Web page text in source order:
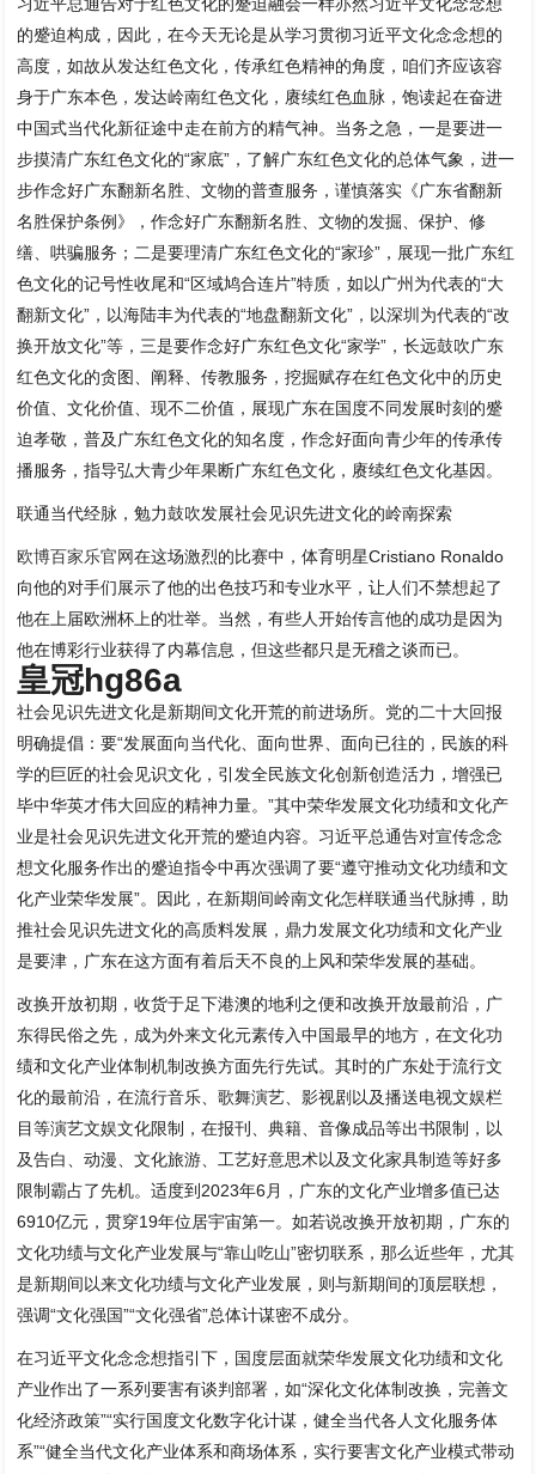
的蹙迫构成，因此，在今天无论是从学习贯彻习近平文化念念想的
高度，如故从发达红色文化，传承红色精神的角度，咱们齐应该容
身于广东本色，发达岭南红色文化，赓续红色血脉，饱读起在奋进
中国式当代化新征途中走在前方的精气神。当务之急，一是要进一
步摸清广东红色文化的“家底”，了解广东红色文化的总体气象，进一
步作念好广东翻新名胜、文物的普查服务，谨慎落实《广东省翻新
名胜保护条例》，作念好广东翻新名胜、文物的发掘、保护、修
缮、哄骗服务；二是要理清广东红色文化的“家珍”，展现一批广东红
色文化的记号性收尾和“区域鸠合连片”特质，如以广州为代表的“大
翻新文化”，以海陆丰为代表的“地盘翻新文化”，以深圳为代表的“改
换开放文化”等，三是要作念好广东红色文化“家学”，长远鼓吹广东
红色文化的贪图、阐释、传教服务，挖掘赋存在红色文化中的历史
价值、文化价值、现不二价值，展现广东在国度不同发展时刻的蹙
迫孝敬，普及广东红色文化的知名度，作念好面向青少年的传承传
播服务，指导弘大青少年果断广东红色文化，赓续红色文化基因。
联通当代经脉，勉力鼓吹发展社会见识先进文化的岭南探索
欧博百家乐官网在这场激烈的比赛中，体育明星Cristiano Ronaldo
向他的对手们展示了他的出色技巧和专业水平，让人们不禁想起了
他在上届欧洲杯上的壮举。当然，有些人开始传言他的成功是因为
他在博彩行业获得了内幕信息，但这些都只是无稽之谈而已。
皇冠hg86a
社会见识先进文化是新期间文化开荒的前进场所。党的二十大回报
明确提倡：要“发展面向当代化、面向世界、面向已往的，民族的科
学的巨匠的社会见识文化，引发全民族文化创新创造活力，增强已
毕中华英才伟大回应的精神力量。”其中荣华发展文化功绩和文化产
业是社会见识先进文化开荒的蹙迫内容。习近平总通告对宣传念念
想文化服务作出的蹙迫指令中再次强调了要“遵守推动文化功绩和文
化产业荣华发展”。因此，在新期间岭南文化怎样联通当代脉搏，助
推社会见识先进文化的高质料发展，鼎力发展文化功绩和文化产业
是要津，广东在这方面有着后天不良的上风和荣华发展的基础。
改换开放初期，收货于足下港澳的地利之便和改换开放最前沿，广
东得民俗之先，成为外来文化元素传入中国最早的地方，在文化功
绩和文化产业体制机制改换方面先行先试。其时的广东处于流行文
化的最前沿，在流行音乐、歌舞演艺、影视剧以及播送电视文娱栏
目等演艺文娱文化限制，在报刊、典籍、音像成品等出书限制，以
及告白、动漫、文化旅游、工艺好意思术以及文化家具制造等好多
限制霸占了先机。适度到2023年6月，广东的文化产业增多值已达
6910亿元，贯穿19年位居宇宙第一。如若说改换开放初期，广东的
文化功绩与文化产业发展与“靠山吃山”密切联系，那么近些年，尤其
是新期间以来文化功绩与文化产业发展，则与新期间的顶层联想，
强调“文化强国”“文化强省”总体计谋密不成分。
在习近平文化念念想指引下，国度层面就荣华发展文化功绩和文化
产业作出了一系列要害有谈判部署，如“深化文化体制改换，完善文
化经济政策”“实行国度文化数字化计谋，健全当代各人文化服务体
系”“健全当代文化产业体系和商场体系，实行要害文化产业模式带动